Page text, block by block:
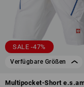
SALE -47%
Verfügbare Größen
Multipocket-Short